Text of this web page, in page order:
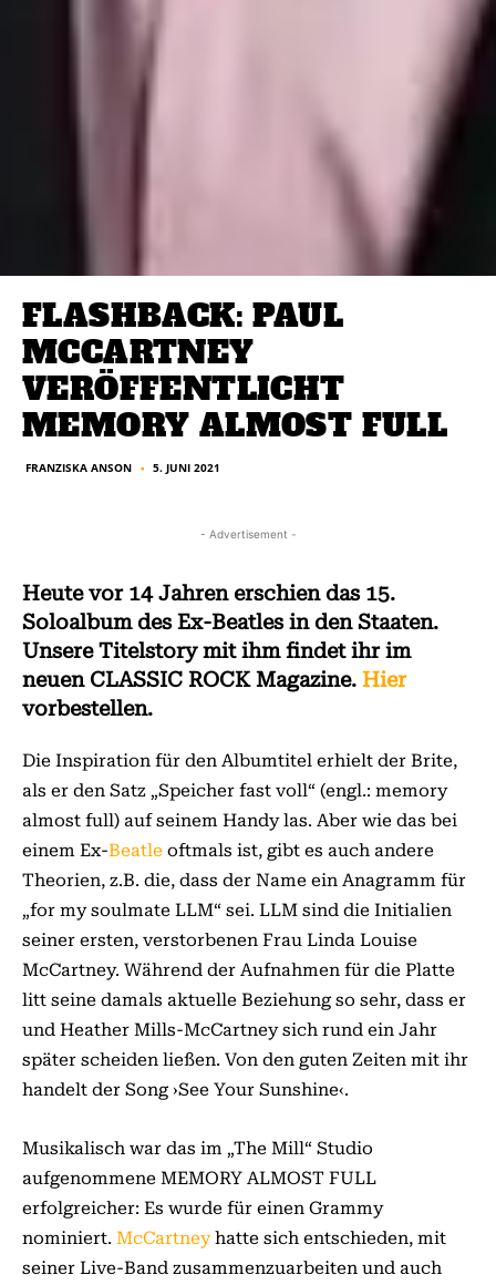
FLASHBACK: PAUL
MCCARTNEY
VERÖFFENTLICHT
MEMORY ALMOST FULL
FRANZISKA ANSON ■ 5. JUNI 2021
- Advertisement -
Heute vor 14 Jahren erschien das 15.
Soloalbum des Ex-Beatles in den Staaten.
Unsere Titelstory mit ihm findet ihr im
neuen CLASSIC ROCK Magazine. Hier
vorbestellen.
Die Inspiration für den Albumtitel erhielt der Brite,
als er den Satz „Speicher fast voll“ (engl.: memory
almost full) auf seinem Handy las. Aber wie das bei
einem Ex-Beatle oftmals ist, gibt es auch andere
Theorien, z.B. die, dass der Name ein Anagramm für
„for my soulmate LLM“ sei. LLM sind die Initialien
seiner ersten, verstorbenen Frau Linda Louise
McCartney. Während der Aufnahmen für die Platte
litt seine damals aktuelle Beziehung so sehr, dass er
und Heather Mills-McCartney sich rund ein Jahr
später scheiden ließen. Von den guten Zeiten mit ihr
handelt der Song ›See Your Sunshine‹.
Musikalisch war das im „The Mill“ Studio
aufgenommene MEMORY ALMOST FULL
erfolgreicher: Es wurde für einen Grammy
nominiert. McCartneyhatte sich entschieden, mit
seiner Live-Band zusammenzuarbeiten und auch